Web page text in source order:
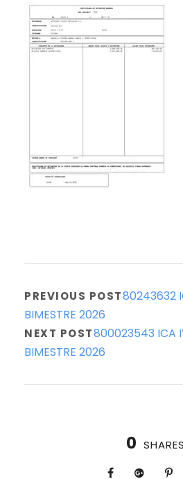
PREVIOUS POST80243632
BIMESTRE 2026
NEXT POST800023543 ICA
BIMESTRE 2026
0 SHARES